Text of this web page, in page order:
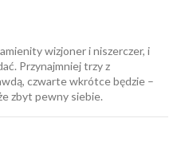
wizjoner i niszerczer, i
Przynajmniej trzy z
czwarte wkrótce będzie –
zbyt pewny siebie.